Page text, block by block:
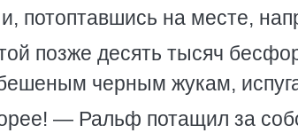
потоптавшись на месте,
позже десять тысяч
черным жукам,
— Ральф потащил за